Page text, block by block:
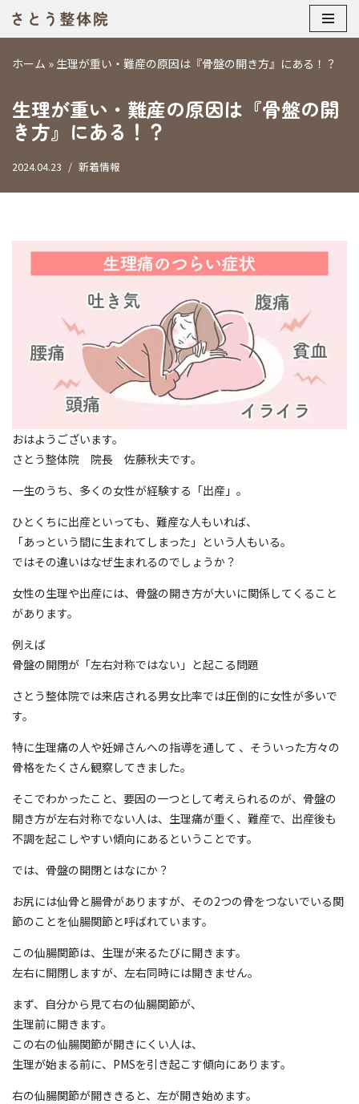
ン
ン
ツ
へ
ス
ホーム » 生理が重い・難産の原因は『骨盤の開き方』にある！？
生理が重い・難産の原因は『骨盤の開
き方』にある！？
2024.04.23 新着情報
おはようございます。
さとう整体院 院長 佐藤秋夫です。
一生のうち、多くの女性が経験する「出産」。
ひとくちに出産といっても、難産な人もいれば、
「あっという間に生まれてしまった」という人もいる。
ではその違いはなぜ生まれるのでしょうか？
女性の生理や出産には、骨盤の開き方が大いに関係してくること
があります。
例えば
骨盤の開閉が「左右対称ではない」と起こる問題
さとう整体院では来店される男女比率では圧倒的に女性が多いで
す。
特に生理痛の人や妊婦さんへの指導を通して 、そういった方々の
骨格をたくさん観察してきました。
そこでわかったこと、要因の一つとして考えられるのが、骨盤の
開き方が左右対称でない人は、生理痛が重く、難産で、出産後も
不調を起こしやすい傾向にあるということです。
では、骨盤の開閉とはなにか？
お尻には仙骨と腸骨がありますが、その2つの骨をつないでいる関
節のことを仙腸関節と呼ばれています。
この仙腸関節は、生理が来るたびに開きます。
左右に開閉しますが、左右同時には開きません。
まず、自分から見て右の仙腸関節が、
生理前に開きます。
この右の仙腸関節が開きにくい人は、
生理が始まる前に、PMSを引き起こす傾向にあります。
右の仙腸関節が開ききると、左が開き始めます。